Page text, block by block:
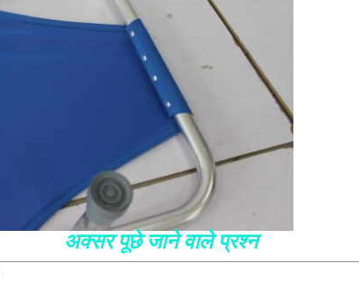
अक्सर पूछे जाने वाले प्रश्न